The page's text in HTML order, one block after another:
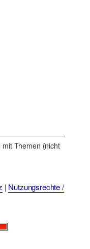
mit Themen (nicht
| Nutzungsrechte /